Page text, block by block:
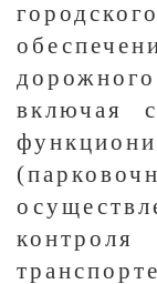
включая